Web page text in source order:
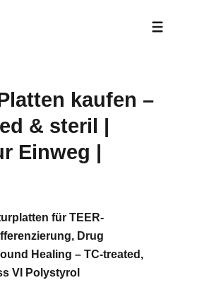
kaufen –
& steril |
Einweg |
für TEER-
Drug
Healing – TC-treated,
VI Polystyrol